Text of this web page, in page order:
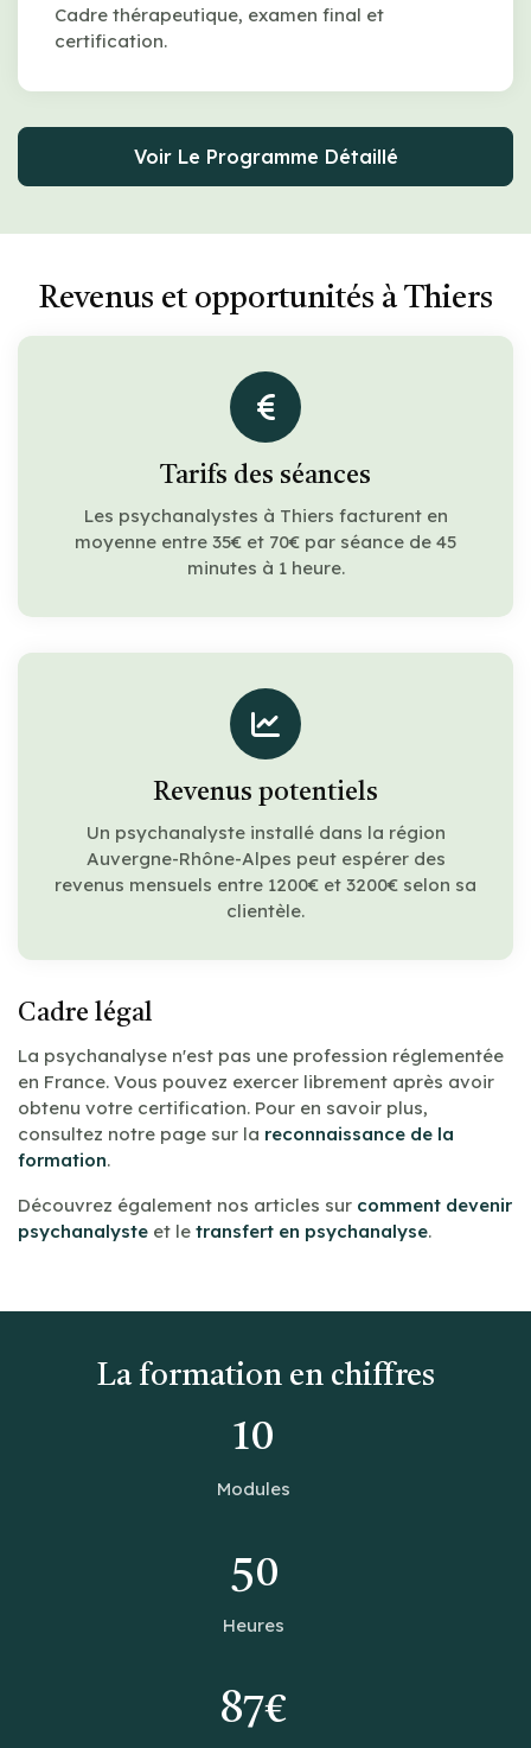
Cadre thérapeutique, examen final et
certification.
Voir Le Programme Détaillé
Revenus et opportunités à Thiers
Tarifs des séances
Les psychanalystes à Thiers facturent en
moyenne entre 35€ et 70€ par séance de 45
minutes à 1 heure.
Revenus potentiels
Un psychanalyste installé dans la région
Auvergne-Rhône-Alpes peut espérer des
revenus mensuels entre 1200€ et 3200€ selon sa
clientèle.
Cadre légal
La psychanalyse n'est pas une profession réglementée
en France. Vous pouvez exercer librement après avoir
obtenu votre certification. Pour en savoir plus,
consultez notre page sur la reconnaissance de la
formation.
Découvrez également nos articles sur comment devenir
psychanalyste et le transfert en psychanalyse.
La formation en chiffres
10
Modules
50
Heures
87€